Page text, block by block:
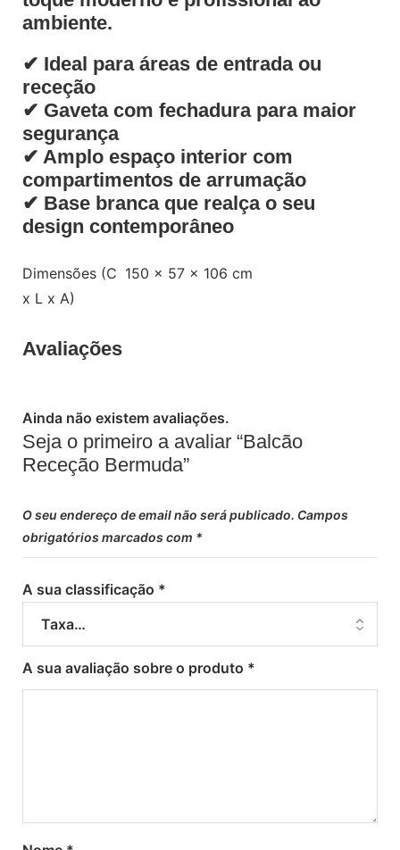
ambiente.
✔ Ideal para áreas de entrada ou
receção
✔ Gaveta com fechadura para maior
segurança
✔ Amplo espaço interior com
compartimentos de arrumação
✔ Base branca que realça o seu
design contemporâneo
Dimensões (C
x L x A)
150 × 57 × 106 cm
Avaliações
Ainda não existem avaliações.
Seja o primeiro a avaliar “Balcão
Receção Bermuda”
O seu endereço de email não será publicado. Campos
obrigatórios marcados com *
A sua classificação *
A sua avaliação sobre o produto *